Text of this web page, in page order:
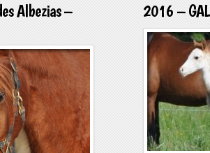
Albezias –
2016 –